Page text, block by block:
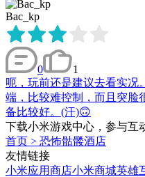
Bac_kp
0
1
呃，玩前还是建议去看实况
端，比较难控制，而且突脸
备比较好。(汗)🙃
下载小米游戏中心，参与互
首页 > 恐怖骷髅酒店
友情链接
小米应用商店小米商城英雄